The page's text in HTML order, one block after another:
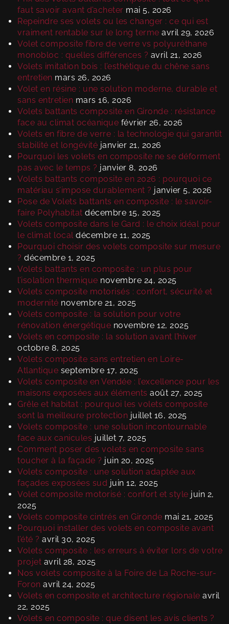
faut savoir avant d’acheter mai 5, 2026
Repeindre ses volets ou les changer : ce qui est
vraiment rentable sur le long terme avril 29, 2026
Volet composite fibre de verre vs polyuréthane
monobloc : quelles différences ? avril 21, 2026
Volets imitation bois : l’esthétique du chêne sans
entretien mars 26, 2026
Volet en résine : une solution moderne, durable et
sans entretien mars 16, 2026
Volets battants composite en Gironde : résistance
face au climat océanique février 26, 2026
Volets en fibre de verre : la technologie qui garantit
stabilité et longévité janvier 21, 2026
Pourquoi les volets en composite ne se déforment
pas avec le temps ? janvier 8, 2026
Volets battants composite en 2026 : pourquoi ce
matériau s’impose durablement ? janvier 5, 2026
Pose de Volets battants en composite : le savoir-
faire Polyhabitat décembre 15, 2025
Volets composite dans le Gard : le choix idéal pour
le climat local décembre 11, 2025
Pourquoi choisir des volets composite sur mesure
? décembre 1, 2025
Volets battants en composite : un plus pour
l’isolation thermique novembre 24, 2025
Volets composite motorisés : confort, sécurité et
modernité novembre 21, 2025
Volets composite : la solution pour votre
rénovation énergétique novembre 12, 2025
Volets en composite : la solution avant l’hiver
octobre 8, 2025
Volets composite sans entretien en Loire-
Atlantique septembre 17, 2025
Volets composite en Vendée : l’excellence pour les
maisons exposées aux éléments août 27, 2025
Grêle et habitat : pourquoi les volets composite
sont la meilleure protection juillet 16, 2025
Volets composite : une solution incontournable
face aux canicules juillet 7, 2025
Comment poser des volets en composite sans
toucher à la façade ? juin 20, 2025
Volets composite : une solution adaptée aux
façades exposées sud juin 12, 2025
Volet composite motorisé : confort et style juin 2,
2025
Volets composite cintrés en Gironde mai 21, 2025
Pourquoi installer des volets en composite avant
l’été ? avril 30, 2025
Volets composite : les erreurs à éviter lors de votre
projet avril 28, 2025
Nos volets composite à la Foire de La Roche-sur-
Foron avril 24, 2025
Volets en composite et architecture régionale avril
22, 2025
Volets en composite : que disent les avis clients ?